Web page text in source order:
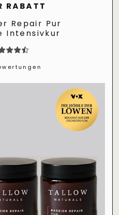
RABATT
Repair Pur
Intensivkur